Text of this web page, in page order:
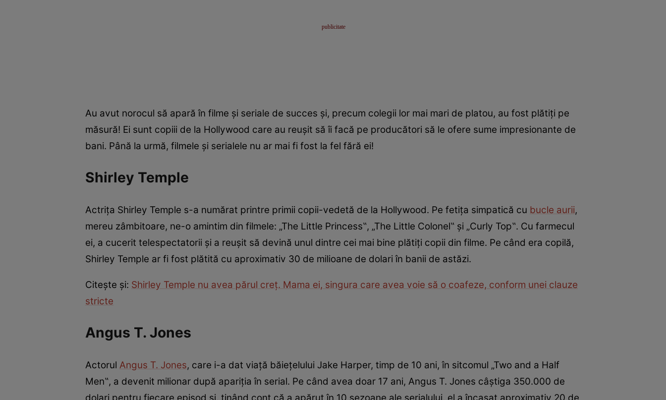
Au avut norocul să apară în filme și seriale de succes și, precum colegii lor mai mari de platou, au fost plătiți pe
măsură! Ei sunt copiii de la Hollywood care au reușit să îi facă pe producători să le ofere sume impresionante de
bani. Până la urmă, filmele și serialele nu ar mai fi fost la fel fără ei!
Shirley Temple
Actrița Shirley Temple s-a numărat printre primii copii-vedetă de la Hollywood. Pe fetița simpatică cu bucle aurii,
mereu zâmbitoare, ne-o amintim din filmele: „The Little Princess‟, „The Little Colonel‟ și „Curly Top‟. Cu farmecul
ei, a cucerit telespectatorii și a reușit să devină unul dintre cei mai bine plătiți copii din filme. Pe când era copilă,
Shirley Temple ar fi fost plătită cu aproximativ 30 de milioane de dolari în banii de astăzi.
Citește și: Shirley Temple nu avea părul creț. Mama ei, singura care avea voie să o coafeze, conform unei clauze
stricte
Angus T. Jones
Actorul Angus T. Jones, care i-a dat viață băiețelului Jake Harper, timp de 10 ani, în sitcomul „Two and a Half
Men‟, a devenit milionar după apariția în serial. Pe când avea doar 17 ani, Angus T. Jones câștiga 350.000 de
dolari pentru fiecare episod și, ținând cont că a apărut în 10 sezoane ale serialului, el a încasat aproximativ 20 de